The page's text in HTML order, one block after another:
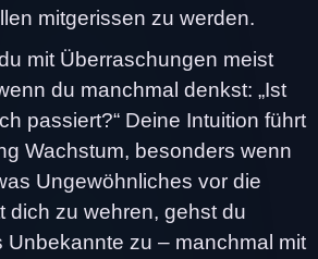
mitgerissen zu werden.
mit Überraschungen meist
du manchmal denkst: „Ist
passiert?“ Deine Intuition führt
Wachstum, besonders wenn
Ungewöhnliches vor die
dich zu wehren, gehst du
Unbekannte zu – manchmal mit